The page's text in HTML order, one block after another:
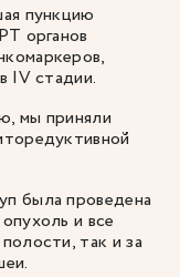
пункцию
органов
IV стадии.
мы приняли
была проведена
и все
так и за